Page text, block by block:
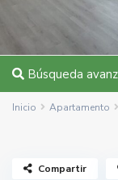
Búsqueda
Inicio Apartamento
Compartir